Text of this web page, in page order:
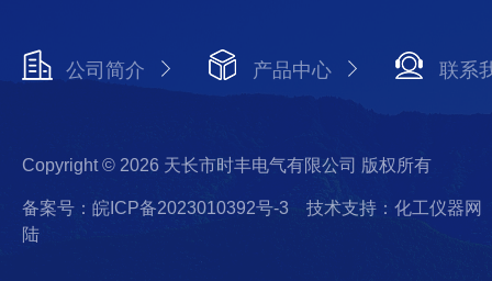
公司简介 产品中心 联系
Copyright © 2026 天长市时丰电气有限公司 版权所有
备案号：皖ICP备2023010392号-3
技术支持：化工仪器网
陆